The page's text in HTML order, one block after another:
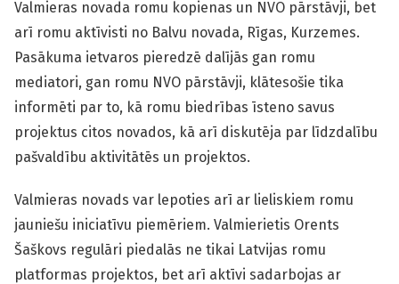
Valmieras novada romu kopienas un NVO pārstāvji, bet
arī romu aktīvisti no Balvu novada, Rīgas, Kurzemes.
Pasākuma ietvaros pieredzē dalījās gan romu
mediatori, gan romu NVO pārstāvji, klātesošie tika
informēti par to, kā romu biedrības īsteno savus
projektus citos novados, kā arī diskutēja par līdzdalību
pašvaldību aktivitātēs un projektos.
Valmieras novads var lepoties arī ar lieliskiem romu
jauniešu iniciatīvu piemēriem. Valmierietis Orents
Šaškovs regulāri piedalās ne tikai Latvijas romu
platformas projektos, bet arī aktīvi sadarbojas ar